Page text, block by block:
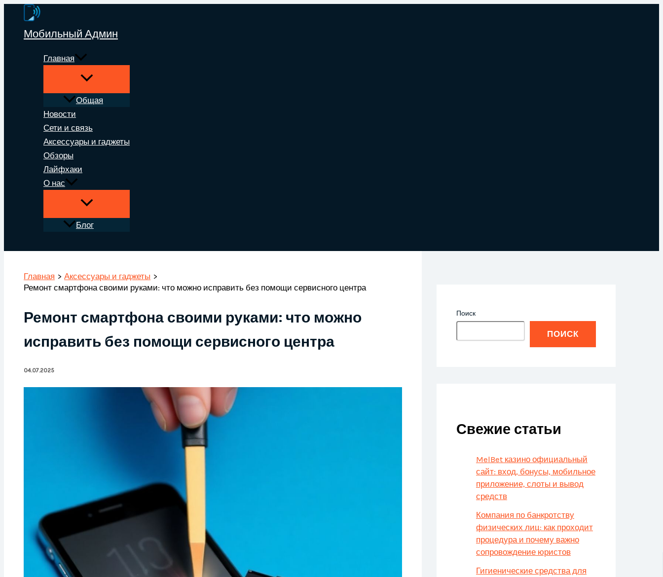
Перейти
содержимому
Мобильный Админ
Главная
Общая
Новости
Сети и связь
Аксессуары и гаджеты
Обзоры
Лайфхаки
О нас
Блог
Главная
Аксессуары и гаджеты
Ремонт смартфона своими руками: что можно исправить без помощи сервисного центра
Ремонт смартфона своими руками: что можно
исправить без помощи сервисного центра
04.07.2025
Поиск
ПОИСК
Свежие статьи
MelBet казино официальный
сайт: вход, бонусы, мобильное
приложение, слоты и вывод
средств
Компания по банкротству
физических лиц: как проходит
процедура и почему важно
сопровождение юристов
Гигиенические средства для